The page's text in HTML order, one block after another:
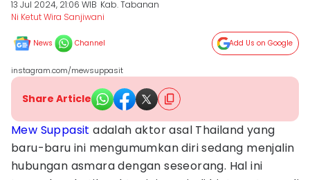
13 Jul 2024, 21:06 WIB Kab. Tabanan
Ni Ketut Wira Sanjiwani
News Channel Add Us on Google
instagram.com/mewsuppasit
Share Article
Mew Suppasit adalah aktor asal Thailand yang
baru-baru ini mengumumkan diri sedang menjalin
hubungan asmara dengan seseorang. Hal ini